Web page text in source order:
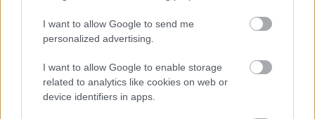
I want to allow Google to send me
personalized advertising.
I want to allow Google to enable storage
related to analytics like cookies on web or
device identifiers in apps.
ΠΟΑΣΥ: Οικονομική βοήθεια στους
πλημμυροπαθείς αστυνομικούς
, 15 Σεπτεμβρίου 2023 || Οικονομία